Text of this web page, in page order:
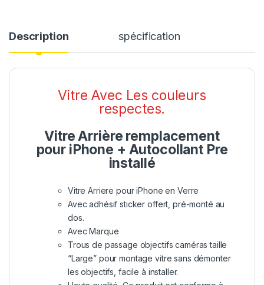
Description spécification
Vitre Avec Les couleurs
respectes.
Vitre Arrière remplacement
pour iPhone + Autocollant Pre
installé
Vitre Arriere pour iPhone en Verre
Avec adhésif sticker offert, pré-monté au
dos.
Avec Marque
Trous de passage objectifs caméras taille
“Large” pour montage vitre sans démonter
les objectifs, facile à installer.